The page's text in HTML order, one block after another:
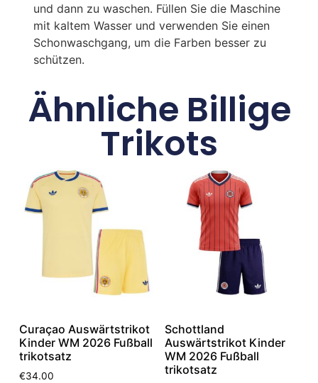
und dann zu waschen. Füllen Sie die Maschine
mit kaltem Wasser und verwenden Sie einen
Schonwaschgang, um die Farben besser zu
schützen.
Ähnliche Billige
Trikots
Curaçao Auswärtstrikot
Kinder WM 2026 Fußball
trikotsatz
€34.00
Schottland
Auswärtstrikot Kinder
WM 2026 Fußball
trikotsatz